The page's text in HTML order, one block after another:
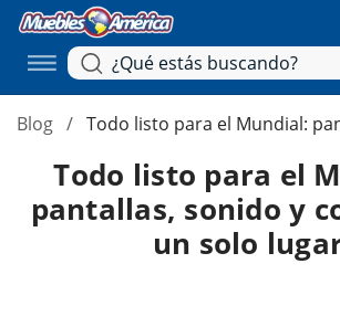
Blog Todo listo para el Mundial:
Todo listo para el
pantallas, sonido y
un solo